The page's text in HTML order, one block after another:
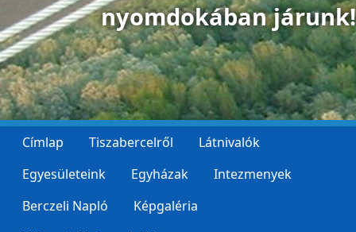
nyomdokában járunk!
Címlap Tiszabercelről
Látnivalók
Egyesületeink
Egyházak
Intezmenyek
Berczeli Napló
Képgaléria